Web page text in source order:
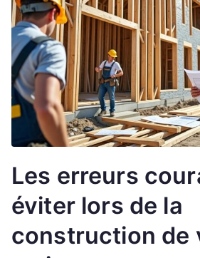
Les erreurs
éviter lors de la
construction de